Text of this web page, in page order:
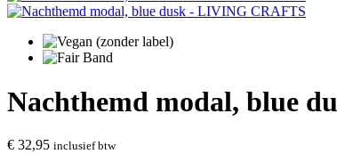
Nachthemd modal, blue
€ 32,95 inclusief btw